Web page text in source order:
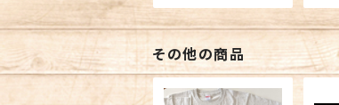
その他の商品